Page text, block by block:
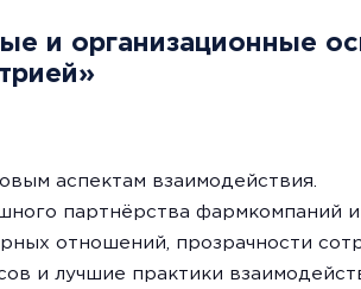
и организационные
аспектам взаимодействия.
партнёрства фармкомпаний и
отношений, прозрачности
и лучшие практики